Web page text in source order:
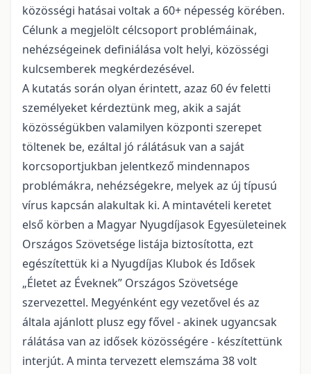
közösségi hatásai voltak a 60+ népesség körében.
Célunk a megjelölt célcsoport problémáinak,
nehézségeinek definiálása volt helyi, közösségi
kulcsemberek megkérdezésével.
A kutatás során olyan érintett, azaz 60 év feletti
személyeket kérdeztünk meg, akik a saját
közösségükben valamilyen központi szerepet
töltenek be, ezáltal jó rálátásuk van a saját
korcsoportjukban jelentkező mindennapos
problémákra, nehézségekre, melyek az új típusú
vírus kapcsán alakultak ki. A mintavételi keretet
első körben a Magyar Nyugdíjasok Egyesületeinek
Országos Szövetsége listája biztosította, ezt
egészítettük ki a Nyugdíjas Klubok és Idősek
„Életet az Éveknek” Országos Szövetsége
szervezettel. Megyénként egy vezetővel és az
általa ajánlott plusz egy fővel - akinek ugyancsak
rálátása van az idősek közösségére - készítettünk
interjút. A minta tervezett elemszáma 38 volt